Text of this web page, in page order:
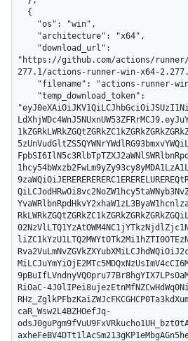
"https://github.com/actions/runner/
277.1/actions-runner-win-x64-
RiOaC-
caR_Wsw2L4BZHOefJq-